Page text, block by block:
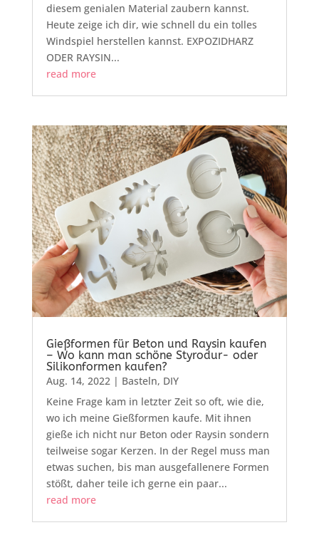
diesem genialen Material zaubern kannst.
Heute zeige ich dir, wie schnell du ein tolles
Windspiel herstellen kannst. EXPOZIDHARZ
ODER RAYSIN...
read more
Gießformen für Beton und Raysin kaufen
– Wo kann man schöne Styrodur- oder
Silikonformen kaufen?
Aug. 14, 2022| Basteln, DIY
Keine Frage kam in letzter Zeit so oft, wie die,
wo ich meine Gießformen kaufe. Mit ihnen
gieße ich nicht nur Beton oder Raysin sondern
teilweise sogar Kerzen. In der Regel muss man
etwas suchen, bis man ausgefallenere Formen
stößt, daher teile ich gerne ein paar...
read more